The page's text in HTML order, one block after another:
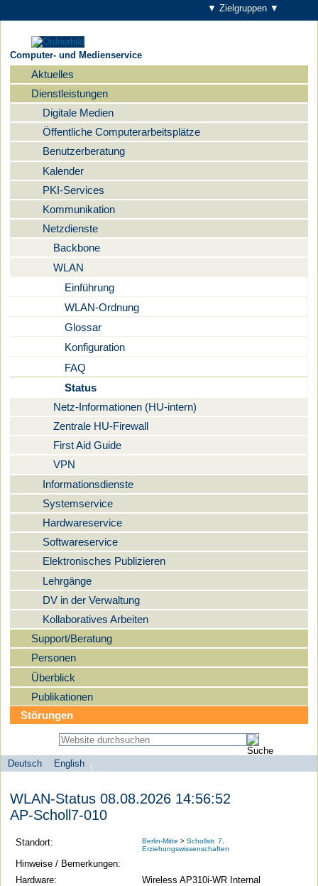
▼ Zielgruppen ▼
Computer- und Medienservice
Navigation
Aktuelles
Dienstleistungen
Digitale Medien
Öffentliche Computerarbeitsplätze
Benutzerberatung
Kalender
PKI-Services
Kommunikation
Netzdienste
Backbone
WLAN
Einführung
WLAN-Ordnung
Glossar
Konfiguration
FAQ
Status
Netz-Informationen (HU-intern)
Zentrale HU-Firewall
First Aid Guide
VPN
Informationsdienste
Systemservice
Hardwareservice
Softwareservice
Elektronisches Publizieren
Lehrgänge
DV in der Verwaltung
Kollaboratives Arbeiten
Support/Beratung
Personen
Überblick
Publikationen
Störungen
Sprachauswahl
Deutsch
English
search-menu
Universität
zu
Berlin
Computer-
WLAN-Status 08.08.2026 14:56:52
AP-Scholl7-010
Standort: Berlin-Mitte >Schollstr. 7,
Erziehungswissenschaften
Hinweise / Bemerkungen:
Hardware:
Wireless AP310i-WR Internal